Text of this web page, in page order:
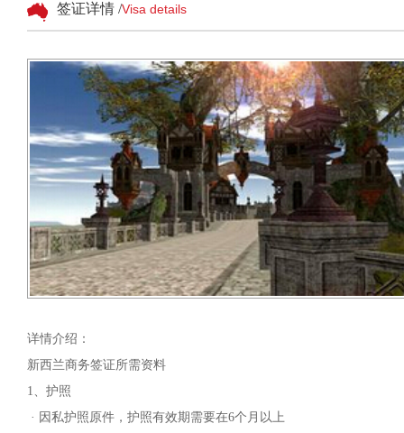
签证详情 /Visa details
详情介绍：
新西兰商务签证所需资料
1、护照
· 因私护照原件，护照有效期需要在6个月以上